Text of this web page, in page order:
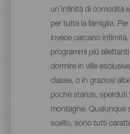
un’infinità di comodità
per tutta la famiglia.
invece cercano
programmi più
dormire in ville
classe, o in graziosi
poche stanze, sperduti
montagne. Qualunque
scelto, sono tutti